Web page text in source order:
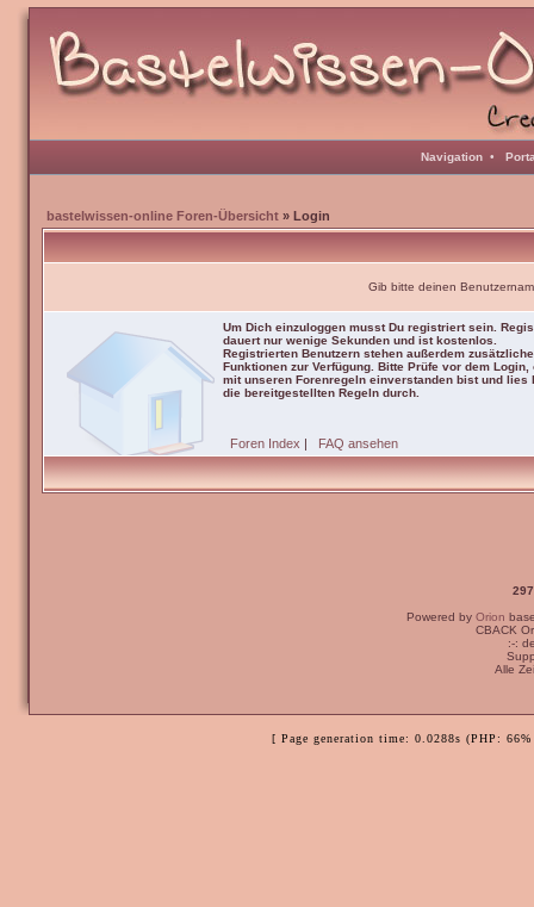
Navigation •
bastelwissen-online Foren-Übersicht » Login
Gib bitte deinen
Um Dich einzuloggen musst Du registriert sein.
dauert nur wenige Sekunden und ist kostenlos.
Registrierten Benutzern stehen außerdem zusätzliche
Funktionen zur Verfügung. Bitte Prüfe vor dem Login,
mit unseren Forenregeln einverstanden bist und lies
die bereitgestellten Regeln durch.
Foren Index | FAQ ansehen
Powered by Orion
CBACK
:-:
Alle
[ Page generation time: 0.0288s (PHP: